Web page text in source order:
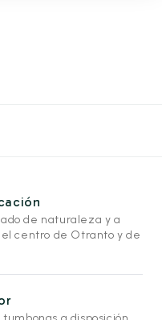
de naturaleza y a
centro de Otranto y de